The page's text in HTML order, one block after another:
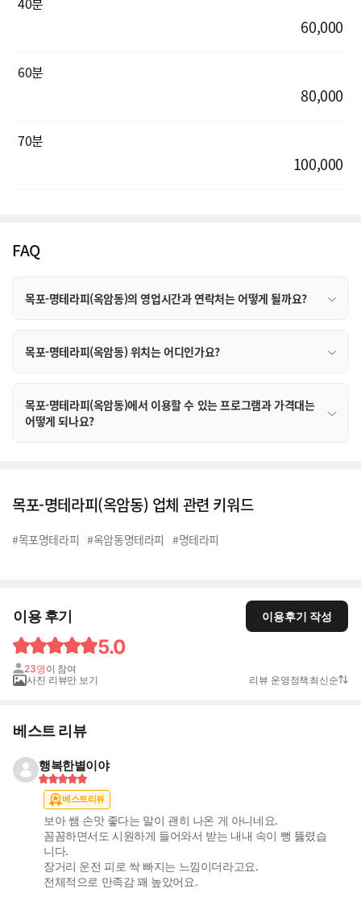
60,000
60분
80,000
70분
100,000
FAQ
목포-명테라피(옥암동)의 영업시간과 연락처는 어떻게 될까요?
목포-명테라피(옥암동) 위치는 어디인가요?
목포-명테라피(옥암동)에서 이용할 수 있는 프로그램과 가격대는
어떻게 되나요?
목포-명테라피(옥암동) 업체 관련 키워드
#목포명테라피 #옥암동명테라피 #명테라피
이용 후기 이용후기 작성
5.0
23명 이 참여
사진 리뷰만 보기
리뷰 운영정책 최신순
베스트 리뷰
행복한별이야
베스트리뷰
보아 쌤 손맛 좋다는 말이 괜히 나온 게 아니네요.
꼼꼼하면서도 시원하게 들어와서 받는 내내 속이 뻥 뚫렸습
니다.
장거리 운전 피로 싹 빠지는 느낌이더라고요.
전체적으로 만족감 꽤 높았어요.